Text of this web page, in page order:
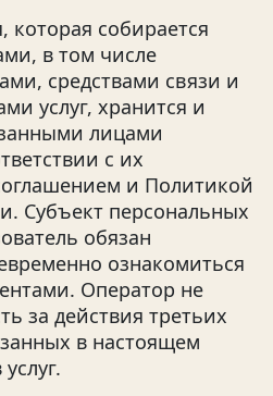
собирается
в том числе
средствами связи и
услуг, хранится и
лицами
с их
и Политикой
Субъект персональных
обязан
ознакомиться
Оператор не
за действия третьих
в настоящем